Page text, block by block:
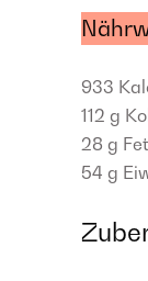
933
112 g
28 g
54 g